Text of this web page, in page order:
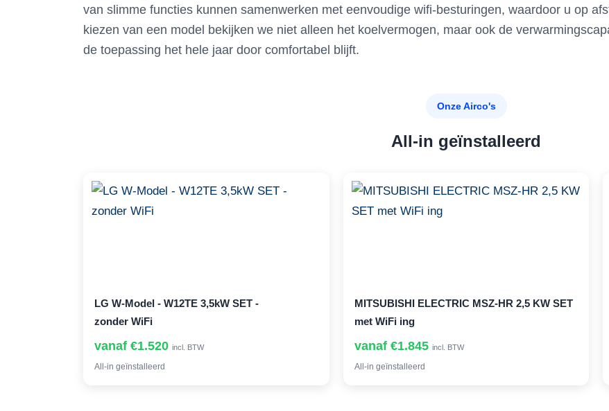
van slimme functies kunnen samenwerken met eenvoudige wifi-besturingen, waardoor u op
kiezen van een model bekijken we niet alleen het koelvermogen, maar ook de
de toepassing het hele jaar door comfortabel blijft.
Onze Airco's
All-in geïnstalleerd
LG W-Model - W12TE 3,5kW SET -
zonder WiFi
vanaf €1.520 incl. BTW
All-in geïnstalleerd
MITSUBISHI ELECTRIC MSZ-HR 2,5 KW SET
met WiFi ing
vanaf €1.845 incl. BTW
All-in geïnstalleerd